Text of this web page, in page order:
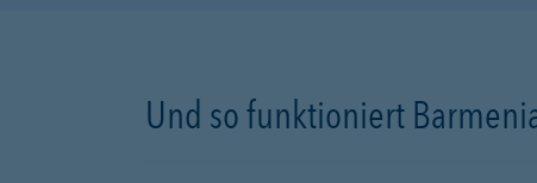
Und so funktioniert